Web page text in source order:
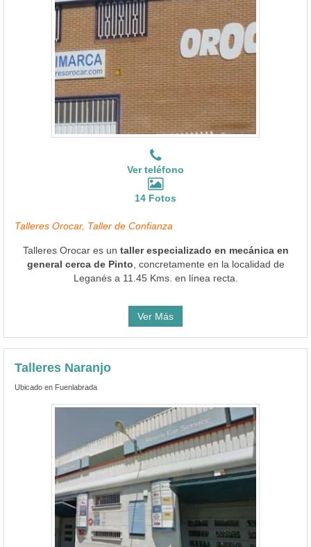
Ver teléfono
14 Fotos
Talleres Orocar, Taller de Confianza
Talleres Orocar es un taller especializado en mecánica en
general cerca de Pinto , concretamente en la localidad de
Leganés a 11.45 Kms. en línea recta.
Ver Más
Talleres Naranjo
Ubicado en Fuenlabrada